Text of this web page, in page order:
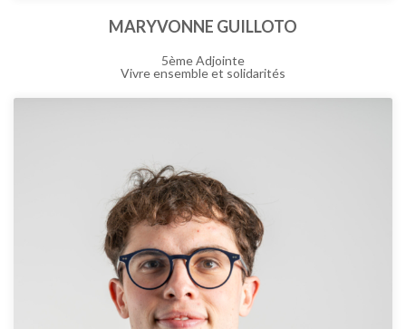
MARYVONNE GUILLOTO
5ème Adjointe
Vivre ensemble et solidarités